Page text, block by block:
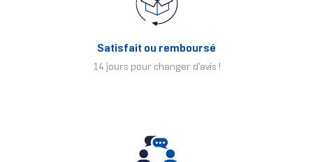
Satisfait ou remboursé
14 jours pour changer d'avis !